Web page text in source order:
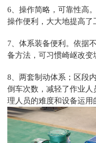
6、操作简略，可靠性高
操作便利，大大地提高了
7、体系装备便利。依据
备方法，可习惯崎岖改变
8、两套制动体系；区段
倒车次数，减轻了作业
理人员的难度和设备运用